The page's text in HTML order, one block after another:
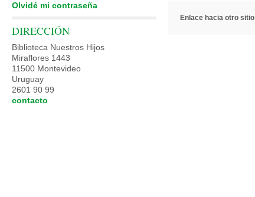
Enlace hacia otro sitio
Olvidé mi contraseña
DIRECCIÓN
Biblioteca Nuestros Hijos
Miraflores 1443
11500 Montevideo
Uruguay
2601 90 99
contacto